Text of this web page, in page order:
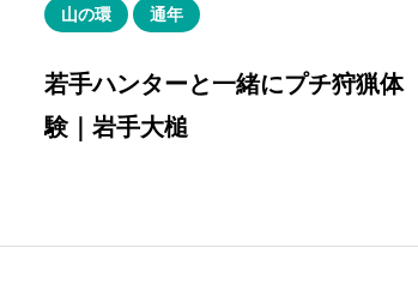
山の環 通年
若手ハンターと一緒にプチ狩猟体
験｜岩手大槌